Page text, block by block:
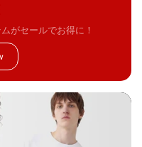
がセールでお得に！